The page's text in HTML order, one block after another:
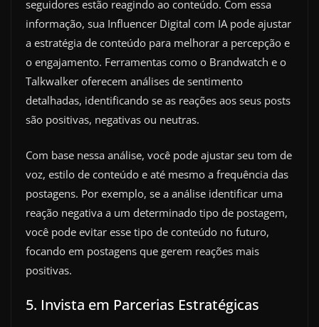
seguidores estão reagindo ao conteúdo. Com essa
informação, sua Influencer Digital com IA pode ajustar
a estratégia de conteúdo para melhorar a percepção e
o engajamento. Ferramentas como o Brandwatch e o
Talkwalker oferecem análises de sentimento
detalhadas, identificando se as reações aos seus posts
são positivas, negativas ou neutras.
Com base nessa análise, você pode ajustar seu tom de
voz, estilo de conteúdo e até mesmo a frequência das
postagens. Por exemplo, se a análise identificar uma
reação negativa a um determinado tipo de postagem,
você pode evitar esse tipo de conteúdo no futuro,
focando em postagens que gerem reações mais
positivas.
5. Invista em Parcerias Estratégicas